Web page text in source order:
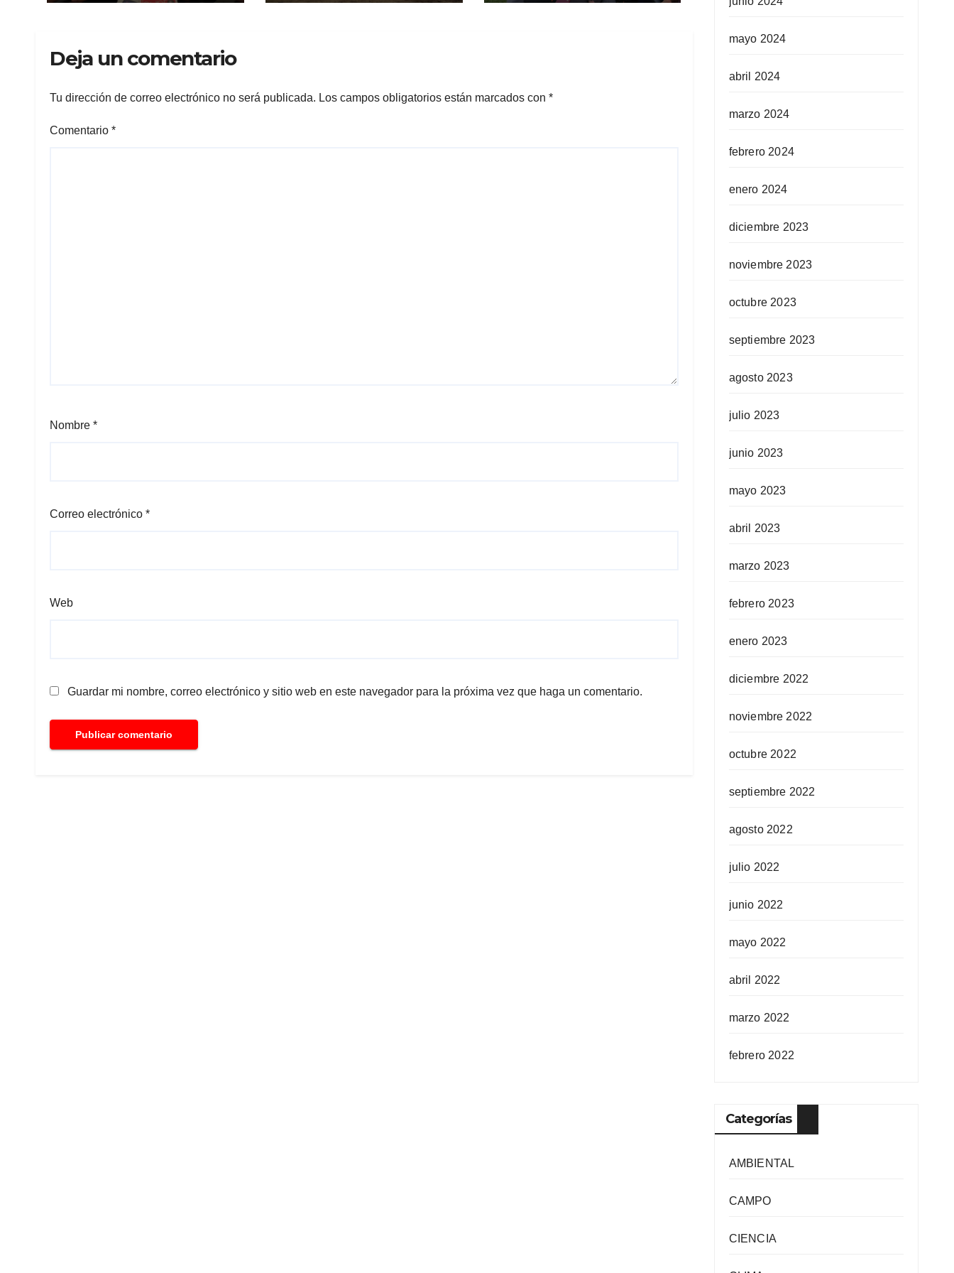
México: Canacintra
la UAEM en
alcaldía de
Deja un comentario
Tu dirección de correo electrónico no será publicada. Los campos obligatorios están marcados con *
Comentario *
Nombre *
Correo electrónico *
Web
Guardar mi nombre, correo electrónico y sitio web en este navegador para la próxima vez que haga un comentario.
mayo 2024
abril 2024
marzo 2024
febrero 2024
enero 2024
diciembre 2023
noviembre 2023
octubre 2023
septiembre 2023
agosto 2023
julio 2023
junio 2023
mayo 2023
abril 2023
marzo 2023
febrero 2023
enero 2023
diciembre 2022
noviembre 2022
octubre 2022
septiembre 2022
agosto 2022
julio 2022
junio 2022
mayo 2022
abril 2022
marzo 2022
febrero 2022
Categorías
AMBIENTAL
CAMPO
CIENCIA